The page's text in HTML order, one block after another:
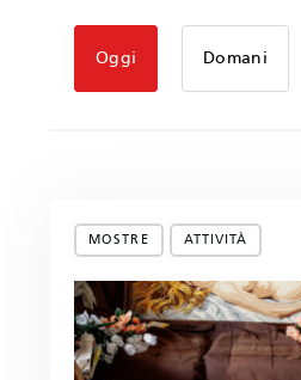
Oggi Domani
MOSTRE ATTIVITÀ